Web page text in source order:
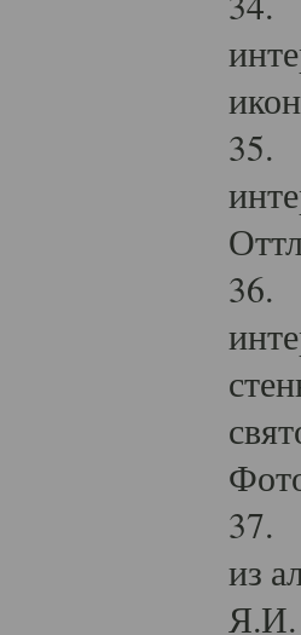
35.
36.
37.
из
Я.И.